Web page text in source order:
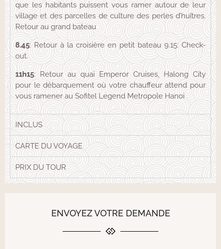
que les habitants puissent vous ramer autour de leur
village et des parcelles de culture des perles d’huîtres.
Retour au grand bateau
8.45: Retour à la croisière en petit bateau 9.15: Check-
out.
11h15: Retour au quai Emperor Cruises, Halong City
pour le débarquement où votre chauffeur attend pour
vous ramener au Sofitel Legend Metropole Hanoi
INCLUS
CARTE DU VOYAGE
PRIX DU TOUR
ENVOYEZ VOTRE DEMANDE